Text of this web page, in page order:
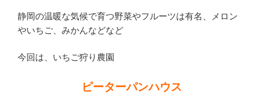
静岡の温暖な気候で育つ野菜やフルーツは有名、メロン
やいちご、みかんなどなど
今回は、いちご狩り農園
ピーターパンハウス